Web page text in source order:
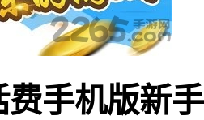
手机版新